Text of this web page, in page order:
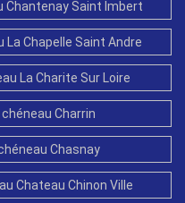
Chantenay Saint Imbert
Chapelle Saint Andre
La Charite Sur Loire
Charrin
Chasnay
Chateau Chinon Ville